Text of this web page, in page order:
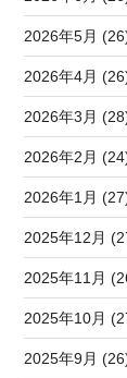
2026年5月
2026年4月
2026年3月
2026年2月
2026年1月
2025年12月
2025年11月
2025年10月
2025年9月